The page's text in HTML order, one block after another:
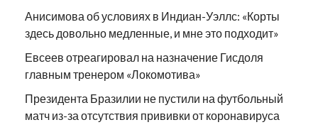
Анисимова об условиях в Индиан-Уэллс: «Корты
здесь довольно медленные, и мне это подходит»
Евсеев отреагировал на назначение Гисдоля
главным тренером «Локомотива»
Президента Бразилии не пустили на футбольный
матч из-за отсутствия прививки от коронавируса